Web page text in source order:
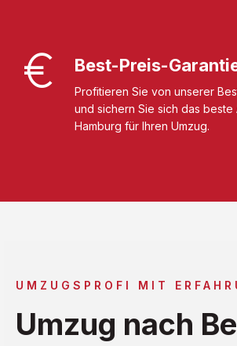
Best-Preis-
Profitieren Sie von unserer
und sichern Sie sich das beste
Hamburg für Ihren Umzug.
UMZUGSPROFI MIT
Umzug nach